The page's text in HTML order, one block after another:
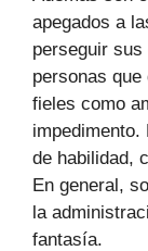
apegados a
perseguir
personas
fieles como
impedimento.
de habilidad,
En general,
la
fantasía.